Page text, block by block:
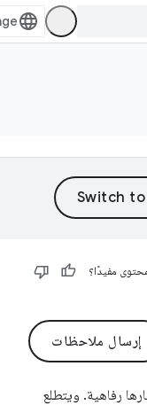
مفيدًا؟
إرسال ملاحظات
رفاهية. ويتطلع